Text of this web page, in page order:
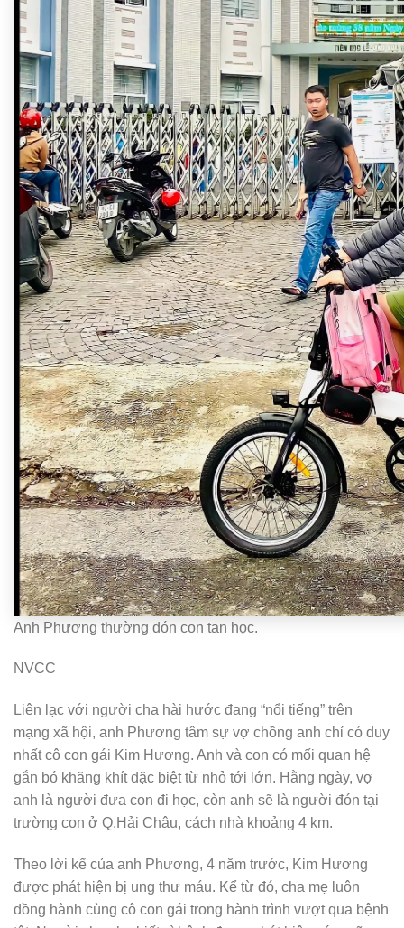
Anh Phương thường đón con tan học.
NVCC
Liên lạc với người cha hài hước đang “nổi tiếng” trên
mạng xã hội, anh Phương tâm sự vợ chồng anh chỉ có duy
nhất cô con gái Kim Hương. Anh và con có mối quan hệ
gắn bó khăng khít đặc biệt từ nhỏ tới lớn. Hằng ngày, vợ
anh là người đưa con đi học, còn anh sẽ là người đón tại
trường con ở Q.Hải Châu, cách nhà khoảng 4 km.
Theo lời kể của anh Phương, 4 năm trước, Kim Hương
được phát hiện bị ung thư máu. Kể từ đó, cha mẹ luôn
đồng hành cùng cô con gái trong hành trình vượt qua bệnh